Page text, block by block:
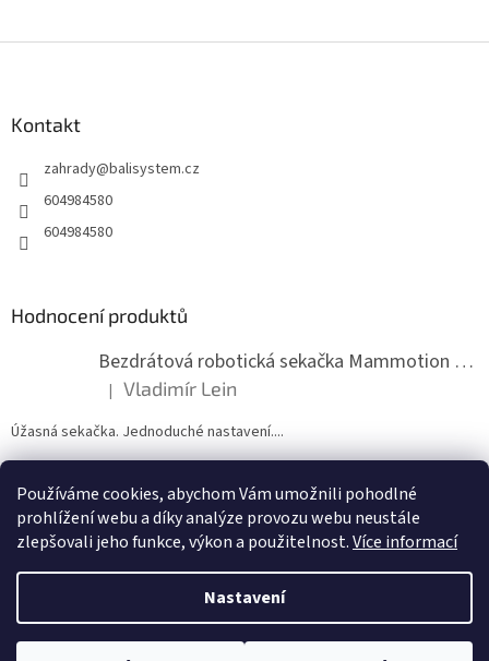
Používáme cookies, abychom Vám umožnili pohodlné
prohlížení webu a díky analýze provozu webu neustále
zlepšovali jeho funkce, výkon a použitelnost.Více informací
Nastavení
Kontakt
zahrady@balisystem.cz
604984580
604984580
Hodnocení produktů
Bezdrátová robotická sekačka Mammotion LUBA mini 2 1500
Hodnocení produktu je 5 z 5 hvězdiček.
| Vladimír Lein
Úžasná sekačka. Jednoduché nastavení....
ZDE NÁM MŮŽETE VLOŽIT HODNOCENÍ
Vytvořil Shoptet